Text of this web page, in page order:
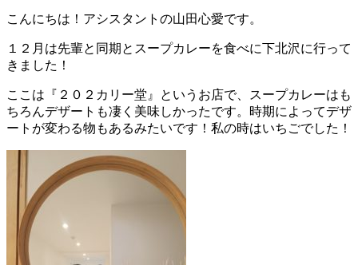
こんにちは！アシスタントの山田心愛です。
１２月は先輩と同期とスープカレーを食べに下北沢に行って
きました！
ここは『２０２カリー堂』というお店で、スープカレーはも
ちろんデザートも凄く美味しかったです。時期によってデザ
ートが変わる物もあるみたいです！私の時はいちごでした！